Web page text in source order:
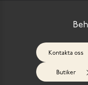
Kontakta oss
Butiker